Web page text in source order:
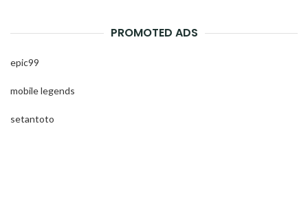
PROMOTED ADS
epic99
mobile legends
setantoto